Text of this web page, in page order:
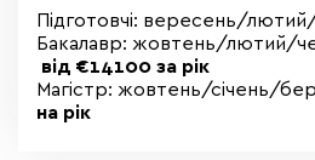
Підготовчі: вересень/
Бакалавр: жовтень/лютий/
від €14100 за рік
Магістр: жовтень/січень/
на рік